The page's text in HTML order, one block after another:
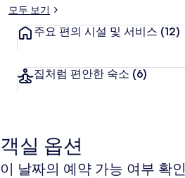
모두 보기
주요 편의 시설 및 서비스 (12)
집처럼 편안한 숙소 (6)
객실 옵션
이 날짜의 예약 가능 여부 확인